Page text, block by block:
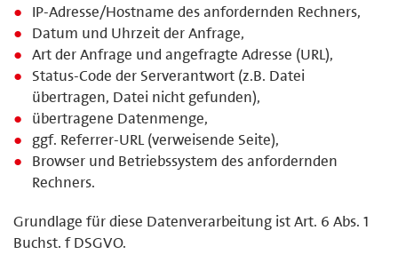
IP-Adresse/Hostname des anfordernden Rechners,
Datum und Uhrzeit der Anfrage,
Art der Anfrage und angefragte Adresse (URL),
Status-Code der Serverantwort (z.B. Datei
übertragen, Datei nicht gefunden),
übertragene Datenmenge,
ggf. Referrer-URL (verweisende Seite),
Browser und Betriebssystem des anfordernden
Rechners.
Grundlage für diese Datenverarbeitung ist Art. 6 Abs. 1
Buchst. f DSGVO.